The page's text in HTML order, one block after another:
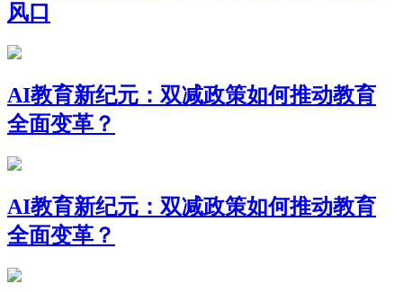
风口
AI教育新纪元：双减政策如何推动教育
全面变革？
AI教育新纪元：双减政策如何推动教育
全面变革？